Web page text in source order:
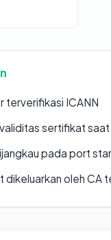
terverifikasi ICANN
sertifikat saat
pada port
dikeluarkan oleh CA